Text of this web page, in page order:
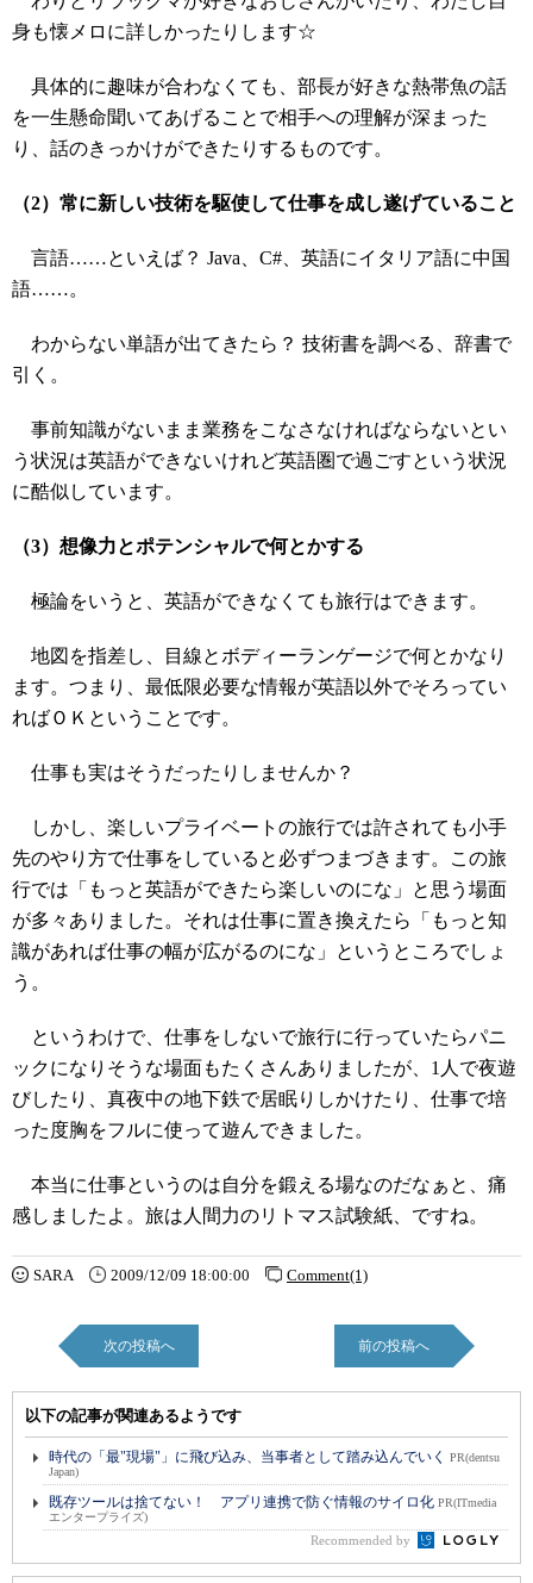
身も懐メロに詳しかったりします☆
具体的に趣味が合わなくても、部長が好きな熱帯魚の話
を一生懸命聞いてあげることで相手への理解が深まった
り、話のきっかけができたりするものです。
（2）常に新しい技術を駆使して仕事を成し遂げていること
言語……といえば？ Java、C#、英語にイタリア語に中国
語……。
わからない単語が出てきたら？ 技術書を調べる、辞書で
引く。
事前知識がないまま業務をこなさなければならないとい
う状況は英語ができないけれど英語圏で過ごすという状況
に酷似しています。
（3）想像力とポテンシャルで何とかする
極論をいうと、英語ができなくても旅行はできます。
地図を指差し、目線とボディーランゲージで何とかなり
ます。つまり、最低限必要な情報が英語以外でそろってい
ればＯＫということです。
仕事も実はそうだったりしませんか？
しかし、楽しいプライベートの旅行では許されても小手
先のやり方で仕事をしていると必ずつまづきます。この旅
行では「もっと英語ができたら楽しいのにな」と思う場面
が多々ありました。それは仕事に置き換えたら「もっと知
識があれば仕事の幅が広がるのにな」というところでしょ
う。
というわけで、仕事をしないで旅行に行っていたらパニ
ックになりそうな場面もたくさんありましたが、1人で夜遊
びしたり、真夜中の地下鉄で居眠りしかけたり、仕事で培
った度胸をフルに使って遊んできました。
本当に仕事というのは自分を鍛える場なのだなぁと、痛
感しましたよ。旅は人間力のリトマス試験紙、ですね。
SARA 2009/12/09 18:00:00 Comment(1)
次の投稿へ 前の投稿へ
以下の記事が関連あるようです
時代の「最"現場"」に飛び込み、当事者として踏み込んでいく
PR(dentsu
Japan)
既存ツールは捨てない！ アプリ連携で防ぐ情報のサイロ化 PR(ITmedia
エンタープライズ)
Recommended by